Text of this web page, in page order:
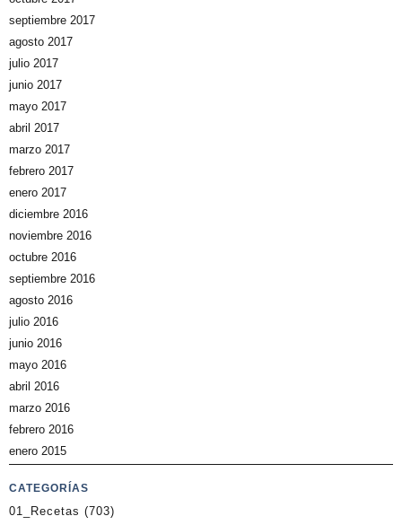
septiembre 2017
agosto 2017
julio 2017
junio 2017
mayo 2017
abril 2017
marzo 2017
febrero 2017
enero 2017
diciembre 2016
noviembre 2016
octubre 2016
septiembre 2016
agosto 2016
julio 2016
junio 2016
mayo 2016
abril 2016
marzo 2016
febrero 2016
enero 2015
CATEGORÍAS
01_Recetas (703)